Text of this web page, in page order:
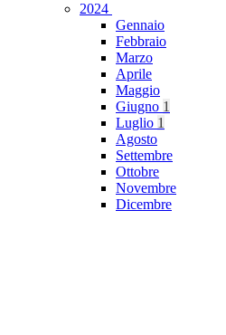
2024
Gennaio
Febbraio
Marzo
Aprile
Maggio
Giugno 1
Luglio 1
Agosto
Settembre
Ottobre
Novembre
Dicembre